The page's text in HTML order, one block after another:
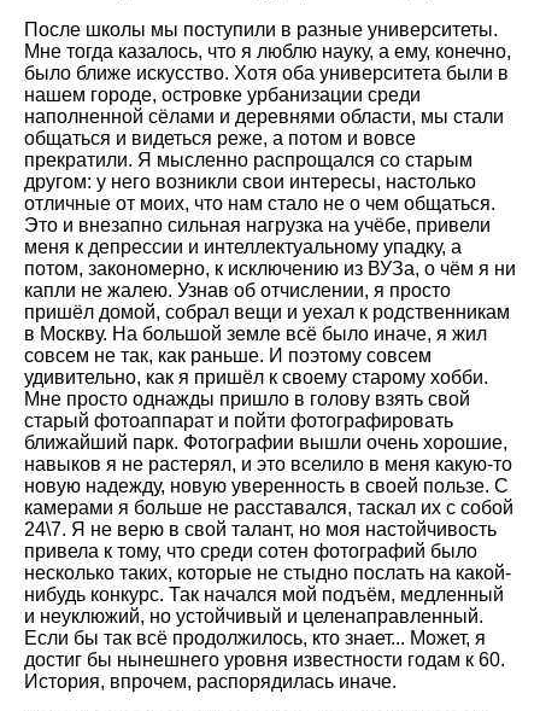
После школы мы поступили в разные университеты.
Мне тогда казалось, что я люблю науку, а ему, конечно,
было ближе искусство. Хотя оба университета были в
нашем городе, островке урбанизации среди
наполненной сёлами и деревнями области, мы стали
общаться и видеться реже, а потом и вовсе
прекратили. Я мысленно распрощался со старым
другом: у него возникли свои интересы, настолько
отличные от моих, что нам стало не о чем общаться.
Это и внезапно сильная нагрузка на учёбе, привели
меня к депрессии и интеллектуальному упадку, а
потом, закономерно, к исключению из ВУЗа, о чём я ни
капли не жалею. Узнав об отчислении, я просто
пришёл домой, собрал вещи и уехал к родственникам
в Москву. На большой земле всё было иначе, я жил
совсем не так, как раньше. И поэтому совсем
удивительно, как я пришёл к своему старому хобби.
Мне просто однажды пришло в голову взять свой
старый фотоаппарат и пойти фотографировать
ближайший парк. Фотографии вышли очень хорошие,
навыков я не растерял, и это вселило в меня какую-то
новую надежду, новую уверенность в своей пользе. С
камерами я больше не расставался, таскал их с собой
24\7. Я не верю в свой талант, но моя настойчивость
привела к тому, что среди сотен фотографий было
несколько таких, которые не стыдно послать на какой-
нибудь конкурс. Так начался мой подъём, медленный
и неуклюжий, но устойчивый и целенаправленный.
Если бы так всё продолжилось, кто знает... Может, я
достиг бы нынешнего уровня известности годам к 60.
История, впрочем, распорядилась иначе.